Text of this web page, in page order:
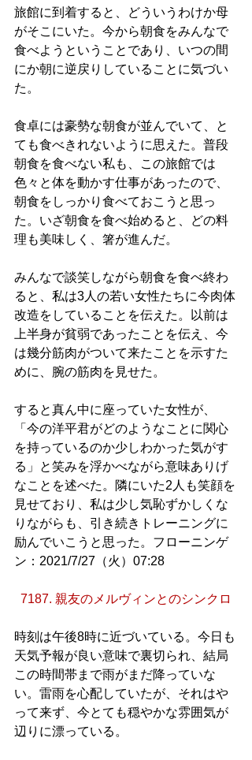
旅館に到着すると、どういうわけか母
がそこにいた。今から朝食をみんなで
食べようということであり、いつの間
にか朝に逆戻りしていることに気づい
た。
食卓には豪勢な朝食が並んでいて、と
ても食べきれないように思えた。普段
朝食を食べない私も、この旅館では
色々と体を動かす仕事があったので、
朝食をしっかり食べておこうと思っ
た。いざ朝食を食べ始めると、どの料
理も美味しく、箸が進んだ。
みんなで談笑しながら朝食を食べ終わ
ると、私は3人の若い女性たちに今肉体
改造をしていることを伝えた。以前は
上半身が貧弱であったことを伝え、今
は幾分筋肉がついて来たことを示すた
めに、腕の筋肉を見せた。
すると真ん中に座っていた女性が、
「今の洋平君がどのようなことに関心
を持っているのか少しわかった気がす
る」と笑みを浮かべながら意味ありげ
なことを述べた。隣にいた2人も笑顔を
見せており、私は少し気恥ずかしくな
りながらも、引き続きトレーニングに
励んでいこうと思った。フローニンゲ
ン：2021/7/27（火）07:28
7187. 親友のメルヴィンとのシンクロ
時刻は午後8時に近づいている。今日も
天気予報が良い意味で裏切られ、結局
この時間帯まで雨がまだ降っていな
い。雷雨を心配していたが、それはや
って来ず、今とても穏やかな雰囲気が
辺りに漂っている。